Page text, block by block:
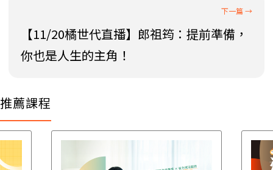
【11/20橘世代直播】郎祖筠：提前準備，
你也是人生的主角！
推薦課程